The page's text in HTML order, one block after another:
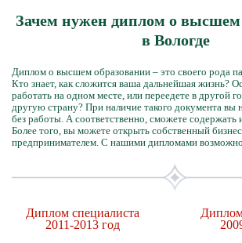
Зачем нужен диплом о высшем
в Вологде
Диплом о высшем образовании – это своего рода
Кто знает, как сложится ваша дальнейшая жизнь?
работать на одном месте, или переедете в другой
другую страну? При наличие такого документа вы
без работы. А соответственно, сможете
Более того, вы можете открыть собственный
предпринимателем. С нашими дипломами
Диплом специалиста
2011-2013 год